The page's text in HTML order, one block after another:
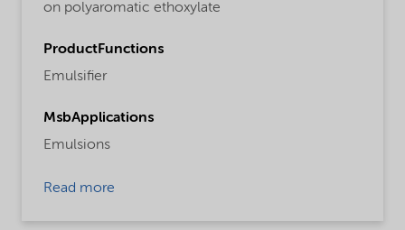
on polyaromatic ethoxylate
ProductFunctions
Emulsifier
MsbApplications
Emulsions
Read more